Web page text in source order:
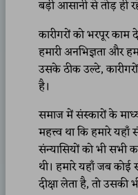
बड़ी आसानी से तोड़ ही
कारीगरों को भरपूर
हमारी अनभिज्ञता और
उसके ठीक उल्टे,
है।
समाज में संस्कारों के
महत्त्व था कि हमारे
संन्यासियों को भी सभी
थी। हमारे यहाँ जब कोई
दीक्षा लेता है, तो उसकी